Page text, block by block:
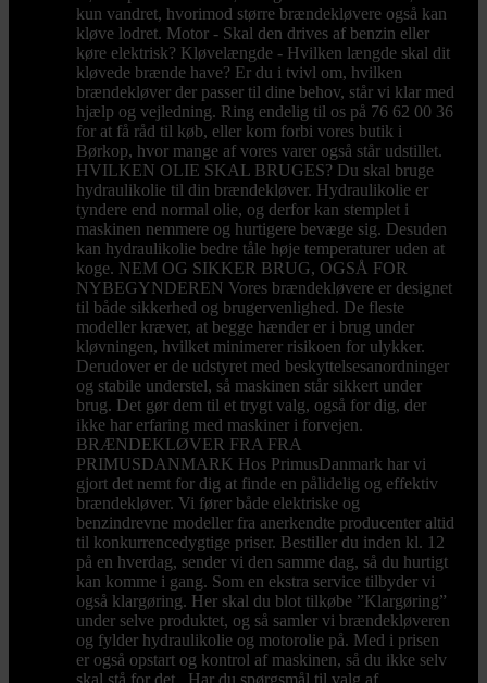
kun vandret, hvorimod større brændekløvere også kan
kløve lodret. Motor - Skal den drives af benzin eller
køre elektrisk? Kløvelængde - Hvilken længde skal dit
kløvede brænde have? Er du i tvivl om, hvilken
brændekløver der passer til dine behov, står vi klar med
hjælp og vejledning. Ring endelig til os på 76 62 00 36
for at få råd til køb, eller kom forbi vores butik i
Børkop, hvor mange af vores varer også står udstillet.
HVILKEN OLIE SKAL BRUGES? Du skal bruge
hydraulikolie til din brændekløver. Hydraulikolie er
tyndere end normal olie, og derfor kan stemplet i
maskinen nemmere og hurtigere bevæge sig. Desuden
kan hydraulikolie bedre tåle høje temperaturer uden at
koge. NEM OG SIKKER BRUG, OGSÅ FOR
NYBEGYNDEREN Vores brændekløvere er designet
til både sikkerhed og brugervenlighed. De fleste
modeller kræver, at begge hænder er i brug under
kløvningen, hvilket minimerer risikoen for ulykker.
Derudover er de udstyret med beskyttelsesanordninger
og stabile understel, så maskinen står sikkert under
brug. Det gør dem til et trygt valg, også for dig, der
ikke har erfaring med maskiner i forvejen.
BRÆNDEKLØVER FRA FRA
PRIMUSDANMARK Hos PrimusDanmark har vi
gjort det nemt for dig at finde en pålidelig og effektiv
brændekløver. Vi fører både elektriske og
benzindrevne modeller fra anerkendte producenter altid
til konkurrencedygtige priser. Bestiller du inden kl. 12
på en hverdag, sender vi den samme dag, så du hurtigt
kan komme i gang. Som en ekstra service tilbyder vi
også klargøring. Her skal du blot tilkøbe ”Klargøring”
under selve produktet, og så samler vi brændekløveren
og fylder hydraulikolie og motorolie på. Med i prisen
er også opstart og kontrol af maskinen, så du ikke selv